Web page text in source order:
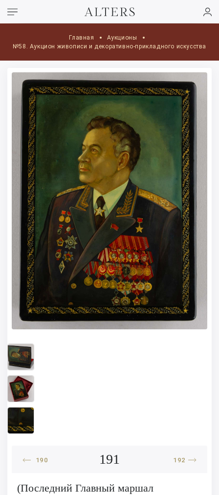
Главная
Аукционы
№58. Аукцион живописи и декоративно-прикладного искусства
190 191 192
(Последний Главный маршал